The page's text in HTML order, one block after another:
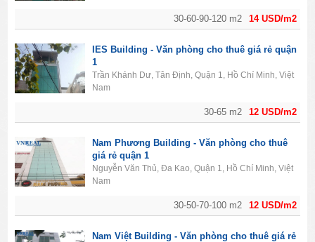
14 USD/m2
30-60-90-120 m2
12 USD/m2
30-65 m2
IES Building - Văn phòng cho thuê giá rẻ quận
1
Trần Khánh Dư, Tân Định, Quận 1, Hồ Chí Minh, Việt
Nam
12 USD/m2
30-50-70-100 m2
Nam Phương Building - Văn phòng cho thuê
giá rẻ quận 1
Nguyễn Văn Thủ, Đa Kao, Quận 1, Hồ Chí Minh, Việt
Nam
Nam Việt Building - Văn phòng cho thuê giá rẻ